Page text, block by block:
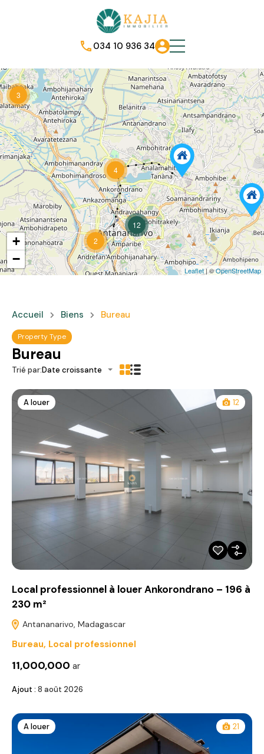
034 10 936 34
4
2
12
3
+
−
Leaflet | ©OpenStreetMap
Accueil Biens Bureau
Property Type
Bureau
Trié par:Date croissante
A louer 12
Local professionnel à louer Ankorondrano – 196 à
230 m²
Antananarivo, Madagascar
Bureau, Local professionnel
11,000,000 ar
Ajout : 8 août 2026
A louer 21